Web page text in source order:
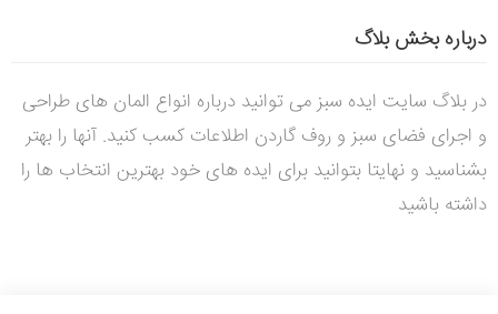
درباره بخش بلاگ
در بلاگ سایت ایده سبز می توانید درباره انواع المان های طراحی
و اجرای فضای سبز و روف گاردن اطلاعات کسب کنید. آنها را بهتر
بشناسید و نهایتا بتوانید برای ایده های خود بهترین انتخاب ها را
داشته باشید